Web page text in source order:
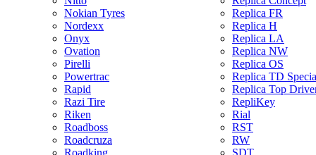
Nokian Tyres
Nordexx
Onyx
Ovation
Pirelli
Powertrac
Rapid
Razi Tire
Riken
Roadboss
Roadcruza
Roadking
Replica FR
Replica H
Replica LA
Replica NW
Replica OS
Replica TD
Replica Top
RepliKey
Rial
RST
RW
SDT